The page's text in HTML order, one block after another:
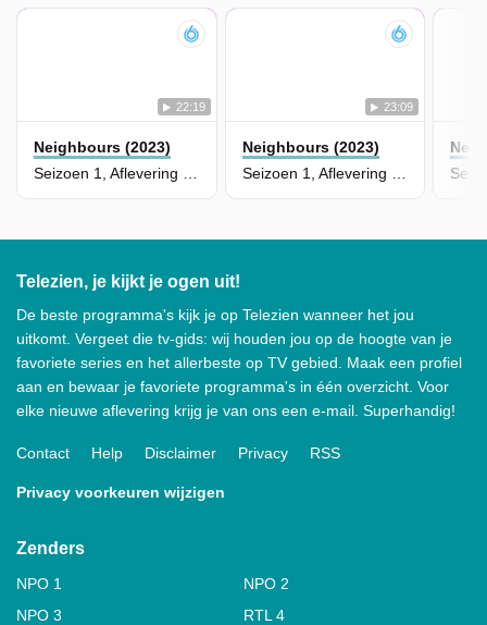
22:19
Neighbours (2023)
23:09
Neighbours (2023)
Telezien, je kijkt je ogen uit!
De beste programma's kijk je op Telezien wanneer het jou
uitkomt. Vergeet die tv-gids: wij houden jou op de hoogte van je
favoriete series en het allerbeste op TV gebied. Maak een profiel
aan en bewaar je favoriete programma's in één overzicht. Voor
elke nieuwe aflevering krijg je van ons een e-mail. Superhandig!
Contact Help Disclaimer Privacy RSS
Privacy voorkeuren wijzigen
Zenders
NPO 1
NPO 2
NPO 3
RTL 4